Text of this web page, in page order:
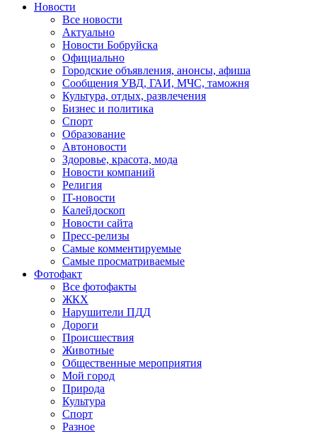
Новости
Все новости
Актуально
Новости Бобруйска
Официально
Городские объявления, анонсы, афиша
Сообщения УВД, ГАИ, МЧС, таможня
Культура, отдых, развлечения
Бизнес и политика
Спорт
Образование
Автоновости
Здоровье, красота, мода
Новости компаний
Религия
IT-новости
Калейдоскоп
Новости сайта
Пресс-релизы
Самые комментируемые
Самые просматриваемые
Фотофакт
Все фотофакты
ЖКХ
Нарушители ПДД
Дороги
Происшествия
Животные
Общественные мероприятия
Мой город
Природа
Культура
Спорт
Разное